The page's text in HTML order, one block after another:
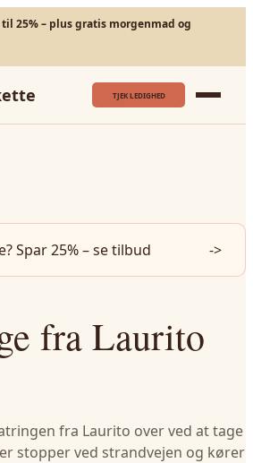
25% – plus gratis morgenmad og
TJEK LEDIGHED
Spar 25% – se tilbud ->
fra Laurito
fra Laurito over ved at tage
stopper ved strandvejen og kører